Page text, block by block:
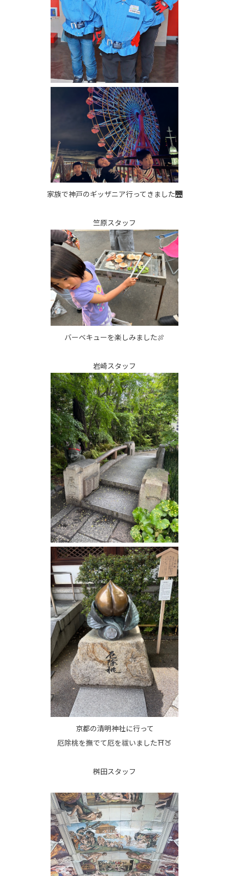
家族で神戸のギッザニア行ってきました🌉
竺原スタッフ
バーベキューを楽しみました🍖
岩崎スタッフ
京都の清明神社に行って
厄除桃を撫でて厄を祓いました⛩🍑
桝田スタッフ